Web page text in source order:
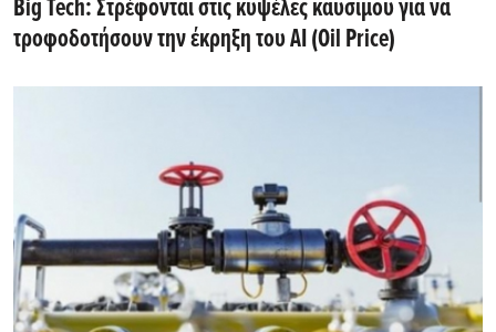
Big Tech: Στρέφονται στις κυψέλες καυσίμου για να
τροφοδοτήσουν την έκρηξη του AI (Oil Price)